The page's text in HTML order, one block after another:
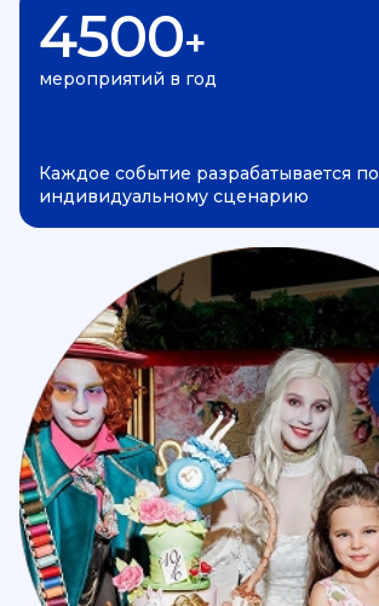
4500+
мероприятий в год
Каждое событие разрабатывается по
индивидуальному сценарию